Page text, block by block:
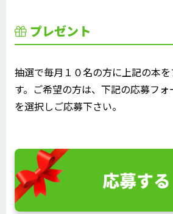
プレゼント
抽選で毎月１０名の方に上記の本
す。ご希望の方は、下記の応募フ
を選択しご応募下さい。